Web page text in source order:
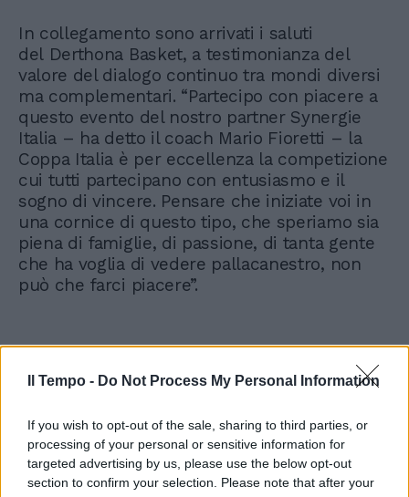
Il Tempo - Do Not Process My Personal Information
If you wish to opt-out of the sale, sharing to third parties, or
processing of your personal or sensitive information for
targeted advertising by us, please use the below opt-out
section to confirm your selection. Please note that after your
In collegamento sono arrivati i saluti
del Derthona Basket, a testimonianza del
valore del dialogo continuo tra mondi diversi
ma complementari. “Partecipo con piacere a
questo evento del nostro partner Synergie
Italia – ha detto il coach Mario Fioretti – la
Coppa Italia è per eccellenza la competizione
cui tutti partecipano con entusiasmo e il
sogno di vincere. Pensare che iniziate voi in
una cornice di questo tipo, che speriamo sia
piena di famiglie, di passione, di tanta gente
che ha voglia di vedere pallacanestro, non
può che farci piacere”.